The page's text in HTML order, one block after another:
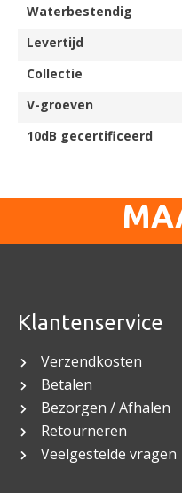
Waterbestendig
Levertijd
Collectie
V-groeven
10dB gecertificeerd
Klantenservice
Verzendkosten
Betalen
Bezorgen / Afhalen
Retourneren
Veelgestelde vragen